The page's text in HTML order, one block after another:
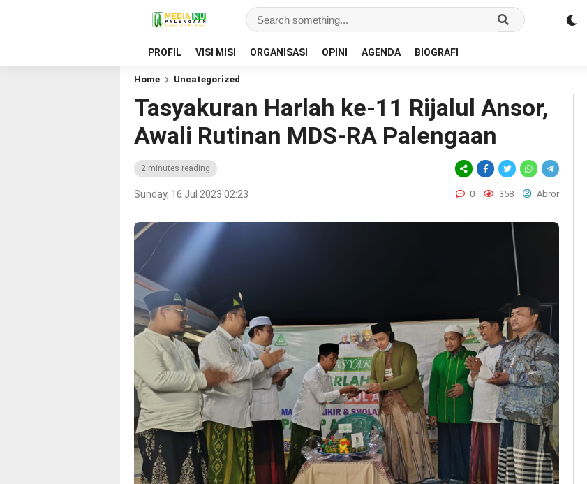
PROFIL VISI MISI ORGANISASI OPINI AGENDA BIOGRAFI
Home Uncategorized
Tasyakuran Harlah ke-11 Rijalul Ansor,
Awali Rutinan MDS-RA Palengaan
2 minutes reading
Sunday, 16 Jul 2023 02:23 0 358 Abror